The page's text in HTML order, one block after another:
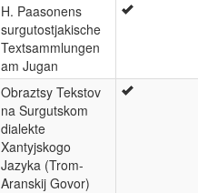
H. Paasonens
surgutostjakische
Textsammlungen
am Jugan
Obraztsy Tekstov
na Surgutskom
dialekte
Xantyjskogo
Jazyka (Trom-
Aranskij Govor)